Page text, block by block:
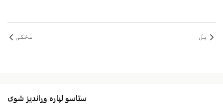
مخکی بل
ستاسو لپاره وړاندیز شوی